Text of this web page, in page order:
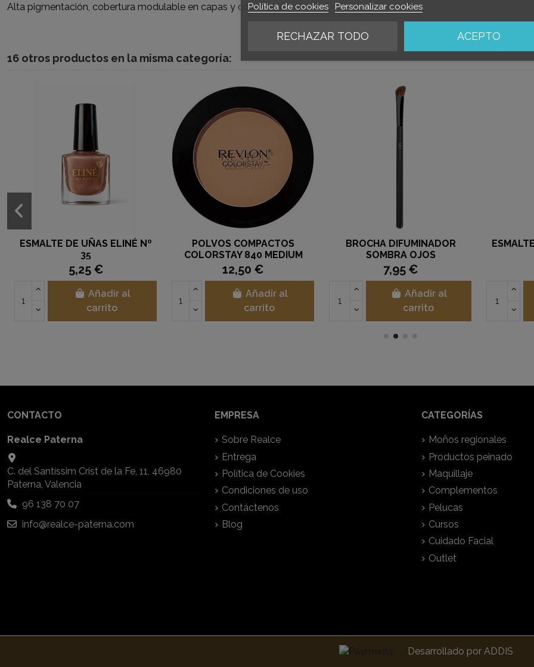
Alta pigmentación, cobertura modulable en capas y color negro.
16 otros productos en la misma categoría:
ESMALTE DE UÑAS ELINÉ Nº
35
5,25 €
Añadir al
carrito
POLVOS COMPACTOS
COLORSTAY 840 MEDIUM
REVLON
12,50 €
Añadir al
carrito
BROCHA DIFUMINADOR
SOMBRA OJOS
7,95 €
Añadir al
carrito
CONTACTO
Realce Paterna
C. del Santíssim Crist de la Fe, 11, 46980
Paterna, Valencia
96 138 70 07
info@realce-paterna.com
EMPRESA
Sobre Realce
Entrega
Política de Cookies
Condiciones de uso
Contáctenos
Blog
CATEGORÍAS
Moños regionales
Productos peinado
Maquillaje
Complementos
Pelucas
Cursos
Cuidado Facial
Outlet
Política de cookies Personalizar cookies
RECHAZAR TODO ACEPTO
Desarrollado por ADDIS